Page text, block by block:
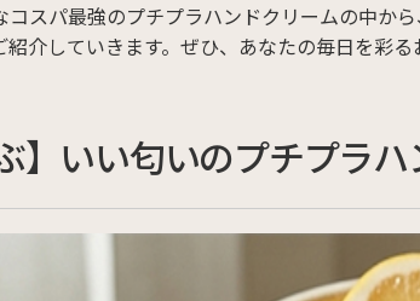
コスパ最強のプチプラハンドクリームの中か
紹介していきます。ぜひ、あなたの毎日を彩
】いい匂いのプチプラ